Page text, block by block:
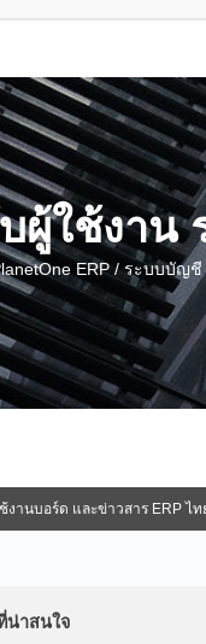
ผู้ใช้งาน
ERP / ระบบบัญ
งานบอร์ด และข่าวสาร ERP ไ
น่าสนใจ